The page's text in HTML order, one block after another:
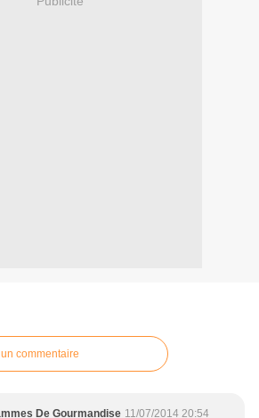
commentaire
De Gourmandise 11/07/2014 20:54